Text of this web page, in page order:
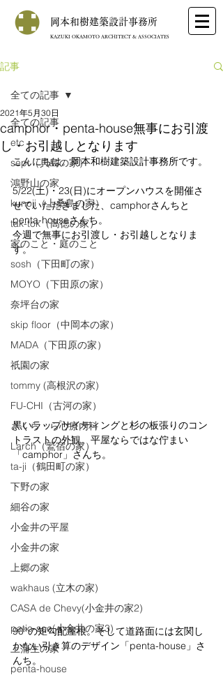
岡本和樹建築設計事務所
KAZUKI OKAMOTO ARCHITECT & ASSOCIATES
記事
全ての記事
etc
sept（貝島の家）
鴻野山の家
kunoji（上桑島の家）
tak-tok（高徳の家）
家のこと・庭のこと
sosh（下田町の家）
MOYO（下田原の家）
奈坪台の家
skip floor（中岡本の家）
MADA（下田原の家）
祇園の家
tommy (高根沢の家)
FU-CHI（古河の家）
さくら・ら心療内科
Larch（鷲宿の家）
ta-ji（鶴田町の家）
下野の家
細谷の家
小金井の平屋
小金井の家
上郷の家
wakhaus (立木の家)
CASA de Chevy(小金井の家2)
patio-soe(小金井の家3)
上蒲生の家
penta-house
全ての記事
camphor・penta-house無事にお引渡
し・お引越しとなります
2021年5月30日
こんにちは。岡本和樹建築設計事務所です。
5/22(土)・23(日)にオープンハウスを開催さ
せていただきました、camphorさんちと
penta-houseさんち。
今週で無事にお引渡し・お引越しとなりま
す。
黒いラップサイディングと杉の板張りのコン
トラストの外観。平屋ならではな佇まい
「camphor」さんち。
90°の矩勾配屋根。そして道路面には玄関し
かない引き算のデザイン「penta-house」さ
んち。